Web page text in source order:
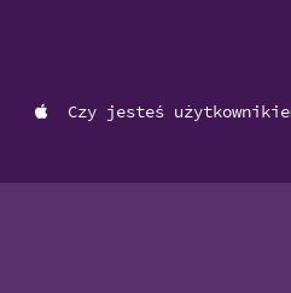
Czy jesteś